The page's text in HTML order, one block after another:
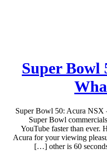
Super Bowl
Super Bowl 50: Acura NSX
Super Bowl
YouTube faster than ever.
Acura for your viewing
other is 60